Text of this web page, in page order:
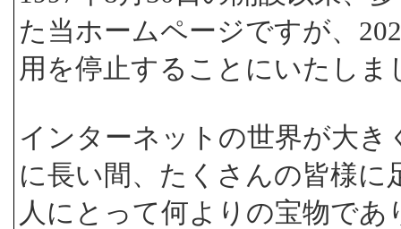
た当ホームページですが、
用を停止することにいたしま
インターネットの世界が大
に長い間、たくさんの皆様
人にとって何よりの宝物で